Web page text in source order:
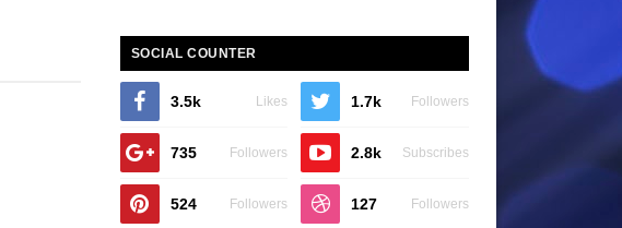
SOCIAL COUNTER
3.5k Likes 1.7k Followers
735 Followers 2.8k Subscribes
524 Followers 127 Followers